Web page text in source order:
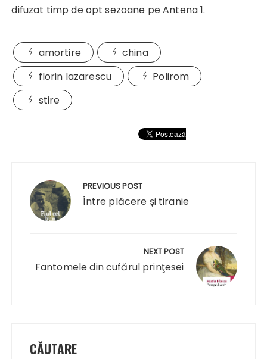
difuzat timp de opt sezoane pe Antena 1.
amortire
china
florin lazarescu
Polirom
stire
articole
PREVIOUS POST
Între plăcere și tiranie
NEXT POST
Fantomele din cufărul prinţesei
CĂUTARE